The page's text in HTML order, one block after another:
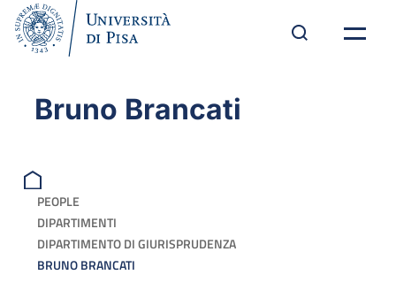
Bruno Brancati
PEOPLE
DIPARTIMENTI
DIPARTIMENTO DI GIURISPRUDENZA
BRUNO BRANCATI